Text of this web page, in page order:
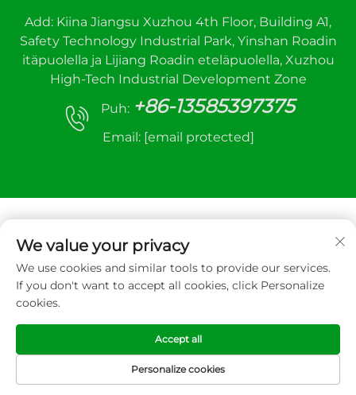
Add: Kiina Jiangsu Xuzhou 4th Floor, Building A1,
Safety Technology Industrial Park, Yinshan Roadin
itäpuolella ja Lijiang Roadin eteläpuolella, Xuzhou
High-Tech Industrial Development Zone
Puh: +86-13585397375
Email: [email protected]
Copyright © 2025 Xuzhou sanhe automaattinen
ohjauslaite Co.,LTD. Kaikki oikeudet pidätetään
ETUSIVU TUOTTEET SÄHKÖPOSTI PUH
We value your privacy
We use cookies and similar tools to provide our services.
If you don't want to accept all cookies, click Personalize
cookies.
Personalize cookies
Accept all